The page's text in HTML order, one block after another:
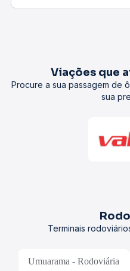
Viações que
Procure a sua passagem de
sua
Terminais
Umuarama - Rodoviária